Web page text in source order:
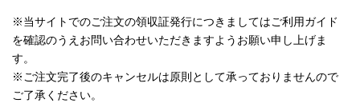
※当サイトでのご注文の領収証発行につきましてはご利用ガイド
を確認のうえお問い合わせいただきますようお願い申し上げま
す。
※ご注文完了後のキャンセルは原則として承っておりませんので
ご了承ください。